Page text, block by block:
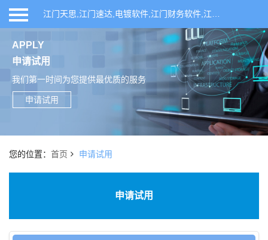
首页
产品系列
行业方案
申请试用
APPLY
申请试用
我们第一时间为您提供最优质的服务
申请试用
您的位置： 首页 申请试用
申请试用